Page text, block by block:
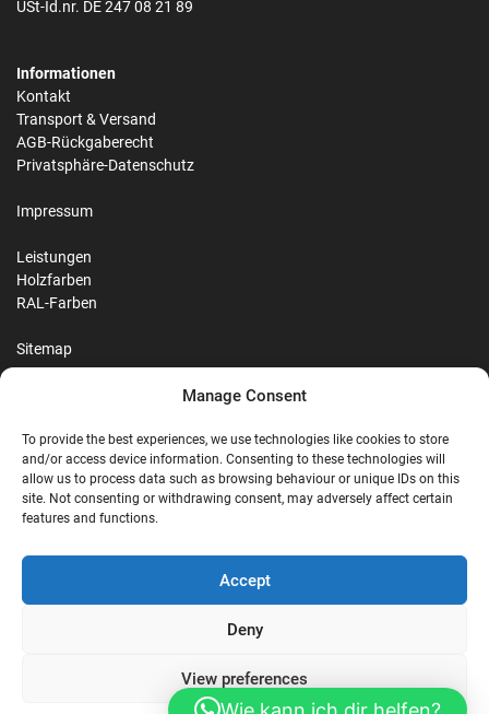
Manage Consent
To provide the best experiences, we use technologies like cookies to store
and/or access device information. Consenting to these technologies will
allow us to process data such as browsing behaviour or unique IDs on this
site. Not consenting or withdrawing consent, may adversely affect certain
features and functions.
Accept
Deny
View preferences
USt-Id.nr. DE 247 08 21 89
Informationen
Kontakt
Transport & Versand
AGB-Rückgaberecht
Privatsphäre-Datenschutz
Impressum
Leistungen
Holzfarben
RAL-Farben
Sitemap
G Google Reviews
reviews